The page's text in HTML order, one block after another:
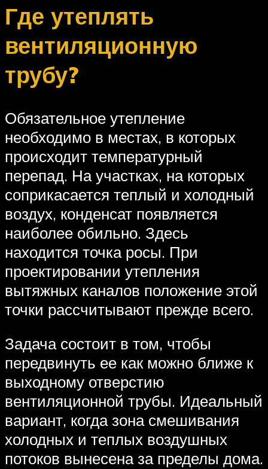
Где утеплять
вентиляционную
трубу?
Обязательное утепление
необходимо в местах, в которых
происходит температурный
перепад. На участках, на которых
соприкасается теплый и холодный
воздух, конденсат появляется
наиболее обильно. Здесь
находится точка росы. При
проектировании утепления
вытяжных каналов положение этой
точки рассчитывают прежде всего.
Задача состоит в том, чтобы
передвинуть ее как можно ближе к
выходному отверстию
вентиляционной трубы. Идеальный
вариант, когда зона смешивания
холодных и теплых воздушных
потоков вынесена за пределы дома.